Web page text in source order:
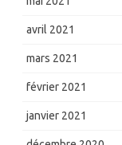
avril 2021
mars 2021
février 2021
janvier 2021